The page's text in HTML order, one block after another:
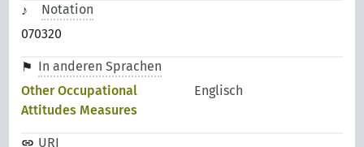
Notation
070320
In anderen Sprachen
Other Occupational
Attitudes Measures
Englisch
URI